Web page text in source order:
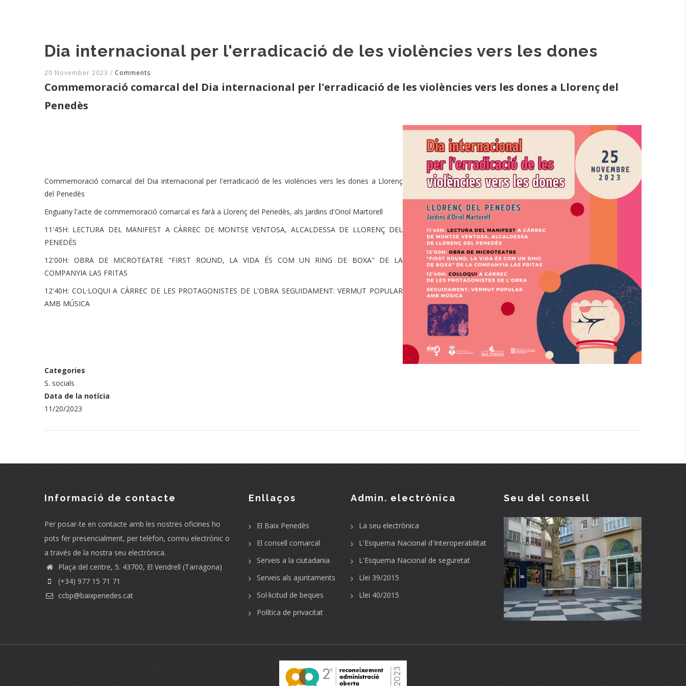
Dia internacional per l'erradicació de les violències vers les dones
20 November 2023 / Comments
Commemoració comarcal del Dia internacional per l'erradicació de les violències vers les dones a Llorenç del
Penedès
Commemoració comarcal del Dia internacional per l'erradicació de les violències vers les dones a Llorenç
del Penedès
Enguany l'acte de commemoració comarcal es farà a Llorenç del Penedès, als Jardins d'Oriol Martorell
11'45H: LECTURA DEL MANIFEST A CÀRREC DE MONTSE VENTOSA, ALCALDESSA DE LLORENÇ DEL
PENEDÈS
12'00H: OBRA DE MICROTEATRE "FIRST ROUND, LA VIDA ÉS COM UN RING DE BOXA" DE LA
COMPANYIA LAS FRITAS
12'40H: COL·LOQUI A CÀRREC DE LES PROTAGONISTES DE L'OBRA SEGUIDAMENT: VERMUT POPULAR
AMB MÚSICA
Categories
S. socials
Data de la notícia
11/20/2023
Informació de contacte
Per posar-te en contacte amb les nostres oficines ho
pots fer presencialment, per telèfon, correu electrònic o
a través de la nostra seu electrònica.
Plaça del centre, 5. 43700, El Vendrell (Tarragona)
(+34) 977 15 71 71
ccbp@baixpenedes.cat
Enllaços
El Baix Penedès
El consell comarcal
Serveis a la ciutadania
Serveis als ajuntaments
Sol·licitud de beques
Política de privacitat
Admin. electrònica
La seu electrònica
L'Esquema Nacional d'Interoperabilitat
L'Esquema Nacional de seguretat
Llei 39/2015
Llei 40/2015
Seu del consell